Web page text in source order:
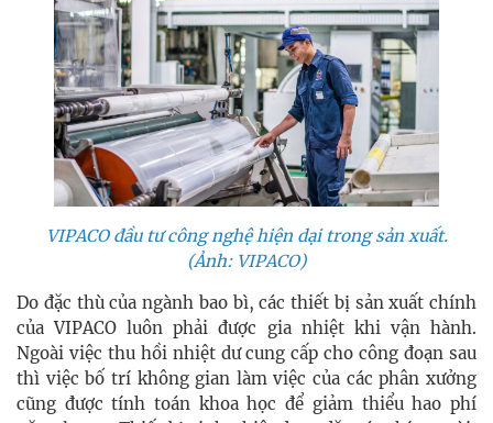
VIPACO đầu tư công nghệ hiện dại trong sản xuất.
(Ảnh: VIPACO)
Do đặc thù của ngành bao bì, các thiết bị sản xuất chính
của VIPACO luôn phải được gia nhiệt khi vận hành.
Ngoài việc thu hồi nhiệt dư cung cấp cho công đoạn sau
thì việc bố trí không gian làm việc của các phân xưởng
cũng được tính toán khoa học để giảm thiểu hao phí